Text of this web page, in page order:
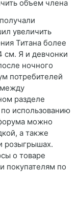
увеличить
Титана более
см. Я и девчонки
ночного
потребителей
разделе
использованию
можно
а также
розыгрышах.
о товаре
покупателям по